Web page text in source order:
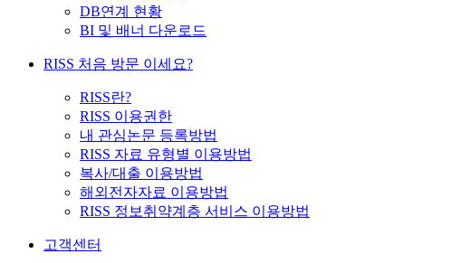
DB연계 현황
BI 및 배너 다운로드
RISS 처음 방문 이세요?
RISS란?
RISS 이용권한
내 관심논문 등록방법
RISS 자료 유형별 이용방법
복사/대출 이용방법
해외전자자료 이용방법
RISS 정보취약계층 서비스 이용방법
고객센터